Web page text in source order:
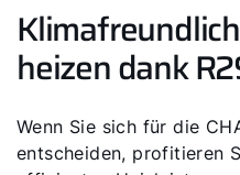
heizen dank
Wenn Sie sich für die
entscheiden, profitieren